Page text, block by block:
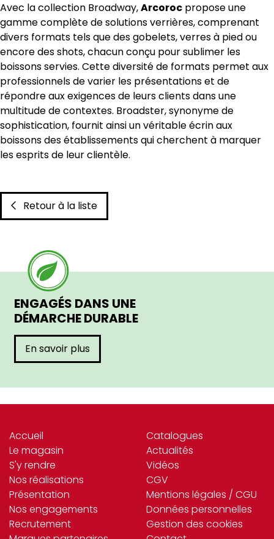
Avec la collection Broadway,Arcoroc propose une
gamme complète de solutions verrières, comprenant
divers formats tels que des gobelets, verres à pied ou
encore des shots, chacun conçu pour sublimer les
boissons servies. Cette diversité de formats permet aux
professionnels de varier les présentations et de
répondre aux exigences de leurs clients dans une
multitude de contextes. Broadster, synonyme de
sophistication, fournit ainsi un véritable écrin aux
boissons des établissements qui cherchent à marquer
les esprits de leur clientèle.
Retour à la liste
ENGAGÉS DANS UNE
DÉMARCHE DURABLE
En savoir plus
Accueil
Le magasin
S'y rendre
Nos réalisations
Présentation
Nos engagements
Recrutement
Catalogues
Actualités
Vidéos
CGV
Mentions légales / CGU
Données personnelles
Gestion des cookies